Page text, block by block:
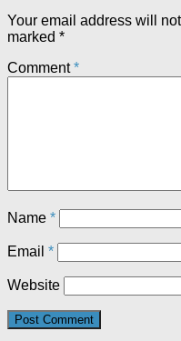
Your email address will
marked *
Comment*
Name *
Email *
Website